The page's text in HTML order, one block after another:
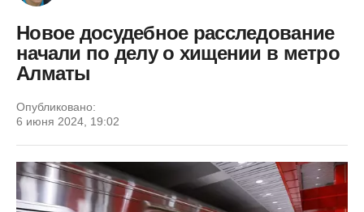
Новое досудебное расследование
начали по делу о хищении в метро
Алматы
Опубликовано:
6 июня 2024, 19:02